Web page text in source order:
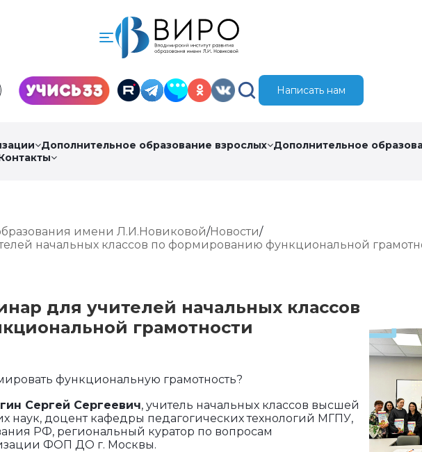
Написать нам
Дополнительное образование взрослых Дополнительное
имени Л.И.Новиковой Новости
начальных классов по формированию функциональной
для учителей начальных классов
грамотности
функциональную грамотность?
Сергей Сергеевич, учитель начальных классов высшей
наук, доцент кафедры педагогических технологий МГПУ,
РФ, региональный куратор по вопросам
ФОП ДО г. Москвы.